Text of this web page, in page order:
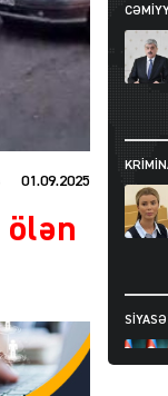
01.09.2025
ölən